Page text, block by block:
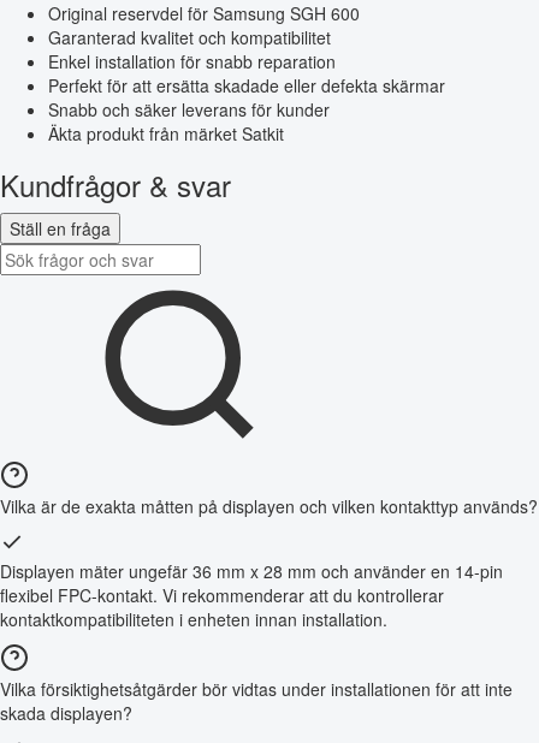
Original reservdel för Samsung SGH 600
Garanterad kvalitet och kompatibilitet
Enkel installation för snabb reparation
Perfekt för att ersätta skadade eller defekta skärmar
Snabb och säker leverans för kunder
Äkta produkt från märket Satkit
Kundfrågor & svar
Ställ en fråga
Vilka är de exakta måtten på displayen och vilken kontakttyp används?
Displayen mäter ungefär 36 mm x 28 mm och använder en 14-pin
flexibel FPC-kontakt. Vi rekommenderar att du kontrollerar
kontaktkompatibiliteten i enheten innan installation.
Vilka försiktighetsåtgärder bör vidtas under installationen för att inte
skada displayen?